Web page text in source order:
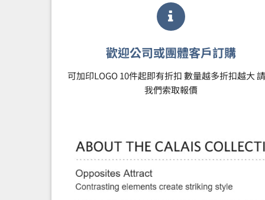
歡迎公司或團體客戶訂購
可加印LOGO 10件起即有折扣 數量越多折扣越大
我們索取報價